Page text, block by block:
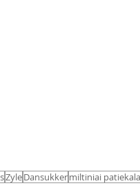
ZyleDansukkermiltiniai